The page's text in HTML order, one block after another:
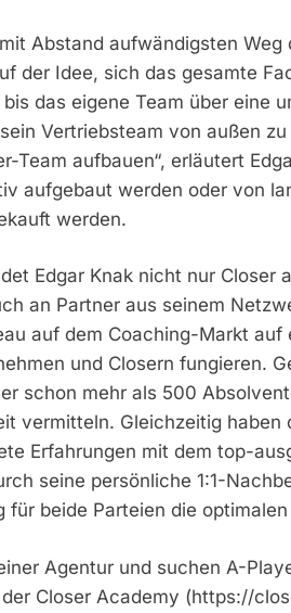
Abstand aufwändigsten
der Idee, sich das gesamte
das eigene Team über eine
Vertriebsteam von außen
Team aufbauen“, erläutert
aufgebaut werden oder von
werden.
Edgar Knak nicht nur Closer
an Partner aus seinem
auf dem Coaching-Markt auf
und Closern fungieren.
schon mehr als 500
vermitteln. Gleichzeitig
Erfahrungen mit dem top-
seine persönliche 1:1-
für beide Parteien die
Agentur und suchen A-
Closer Academy (https://